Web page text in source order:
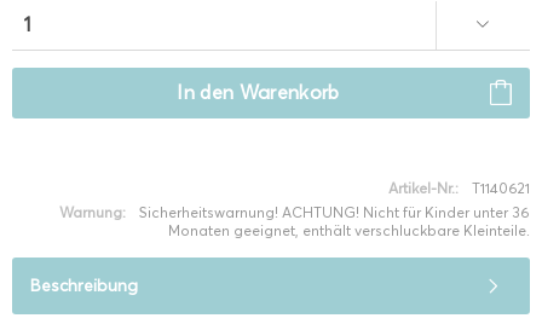
In den Warenkorb
Artikel-Nr.:
T1140621
Warnung:
Sicherheitswarnung! ACHTUNG! Nicht für Kinder unter 36
Monaten geeignet, enthält verschluckbare Kleinteile.
Beschreibung